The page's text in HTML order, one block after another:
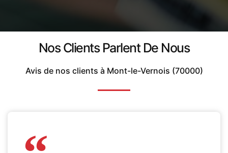
Nos Clients Parlent De Nous
Avis de nos clients à Mont-le-Vernois (70000)